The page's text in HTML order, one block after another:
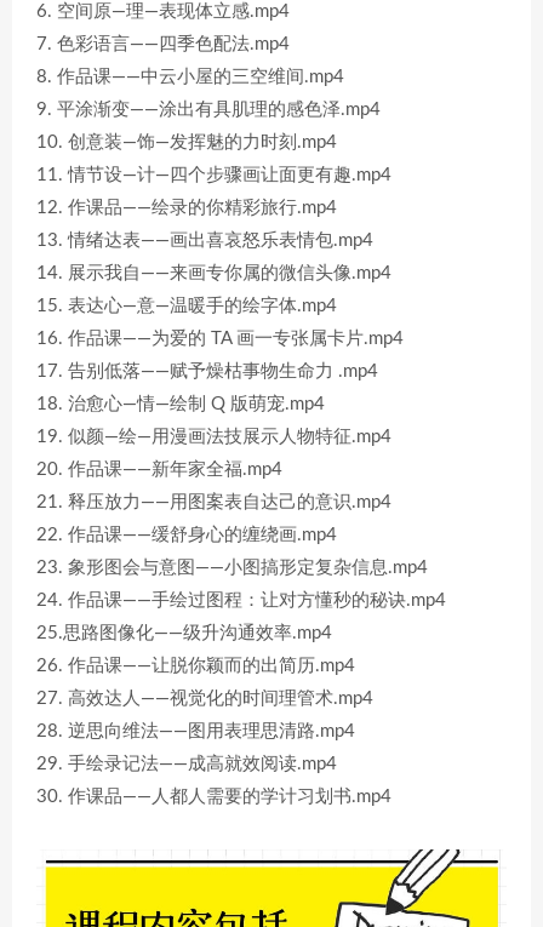
6. 空间原—理—表现体立感.mp4
7. 色彩语言——四季色配法.mp4
8. 作品课——中云小屋的三空维间.mp4
9. 平涂渐变——涂出有具肌理的感色泽.mp4
10. 创意装—饰—发挥魅的力时刻.mp4
11. 情节设—计—四个步骤画让面更有趣.mp4
12. 作课品——绘录的你精彩旅行.mp4
13. 情绪达表——画出喜哀怒乐表情包.mp4
14. 展示我自——来画专你属的微信头像.mp4
15. 表达心—意—温暖手的绘字体.mp4
16. 作品课——为爱的 TA 画一专张属卡片.mp4
17. 告别低落——赋予燥枯事物生命力 .mp4
18. 治愈心—情—绘制 Q 版萌宠.mp4
19. 似颜—绘—用漫画法技展示人物特征.mp4
20. 作品课——新年家全福.mp4
21. 释压放力——用图案表自达己的意识.mp4
22. 作品课——缓舒身心的缠绕画.mp4
23. 象形图会与意图——小图搞形定复杂信息.mp4
24. 作品课——手绘过图程：让对方懂秒的秘诀.mp4
25.思路图像化——级升沟通效率.mp4
26. 作品课——让脱你颖而的出简历.mp4
27. 高效达人——视觉化的时间理管术.mp4
28. 逆思向维法——图用表理思清路.mp4
29. 手绘录记法——成高就效阅读.mp4
30. 作课品——人都人需要的学计习划书.mp4